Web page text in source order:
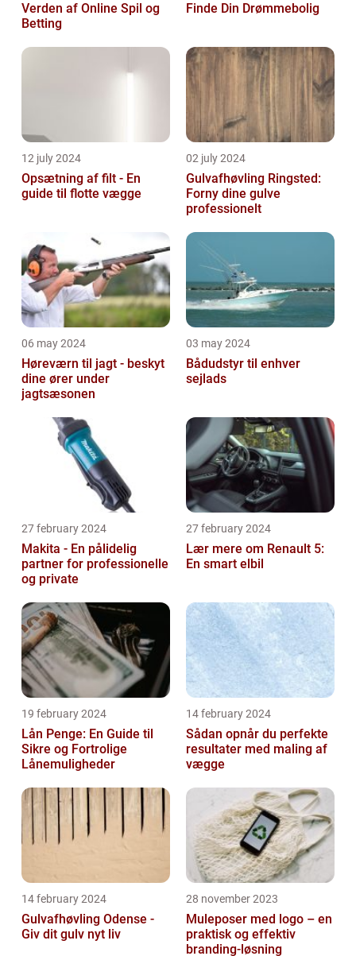
Verden af Online Spil og
Betting
Finde Din Drømmebolig
12 july 2024
Opsætning af filt - En
guide til flotte vægge
02 july 2024
Gulvafhøvling Ringsted:
Forny dine gulve
professionelt
06 may 2024
Høreværn til jagt - beskyt
dine ører under
jagtsæsonen
03 may 2024
Bådudstyr til enhver
sejlads
27 february 2024
Makita - En pålidelig
partner for professionelle
og private
27 february 2024
Lær mere om Renault 5:
En smart elbil
19 february 2024
Lån Penge: En Guide til
Sikre og Fortrolige
Lånemuligheder
14 february 2024
Sådan opnår du perfekte
resultater med maling af
vægge
14 february 2024
Gulvafhøvling Odense -
Giv dit gulv nyt liv
28 november 2023
Muleposer med logo – en
praktisk og effektiv
branding-løsning